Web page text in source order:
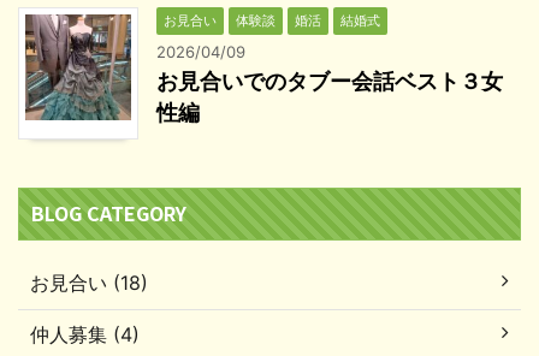
お見合い 体験談 婚活 結婚式
2026/04/09
お見合いでのタブー会話ベスト３女
性編
BLOG CATEGORY
お見合い (18)
仲人募集 (4)